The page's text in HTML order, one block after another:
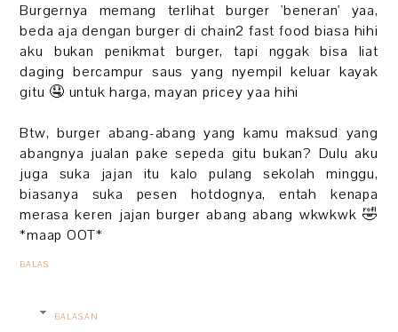
Burgernya memang terlihat burger 'beneran' yaa,
beda aja dengan burger di chain2 fast food biasa hihi
aku bukan penikmat burger, tapi nggak bisa liat
daging bercampur saus yang nyempil keluar kayak
gitu 🤤 untuk harga, mayan pricey yaa hihi
Btw, burger abang-abang yang kamu maksud yang
abangnya jualan pake sepeda gitu bukan? Dulu aku
juga suka jajan itu kalo pulang sekolah minggu,
biasanya suka pesen hotdognya, entah kenapa
merasa keren jajan burger abang abang wkwkwk 🤣
*maap OOT*
BALAS
BALASAN